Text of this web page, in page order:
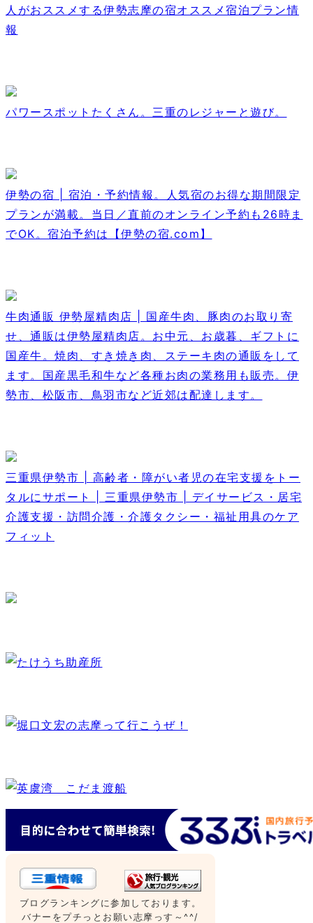
人がおススメする伊勢志摩の宿オススメ宿泊プラン情
報
パワースポットたくさん。三重のレジャーと遊び。
伊勢の宿 | 宿泊・予約情報。人気宿のお得な期間限定
プランが満載。当日／直前のオンライン予約も26時ま
でOK。宿泊予約は【伊勢の宿.com】
牛肉通販 伊勢屋精肉店 | 国産牛肉、豚肉のお取り寄
せ、通販は伊勢屋精肉店。お中元、お歳暮、ギフトに
国産牛。焼肉、すき焼き肉、ステーキ肉の通販をして
ます。国産黒毛和牛など各種お肉の業務用も販売。伊
勢市、松阪市、鳥羽市など近郊は配達します。
三重県伊勢市 | 高齢者・障がい者児の在宅支援をトー
タルにサポート | 三重県伊勢市 | デイサービス・居宅
介護支援・訪問介護・介護タクシー・福祉用具のケア
フィット
ブログランキングに参加しております。
バナーをプチっとお願い志摩っす～^^/